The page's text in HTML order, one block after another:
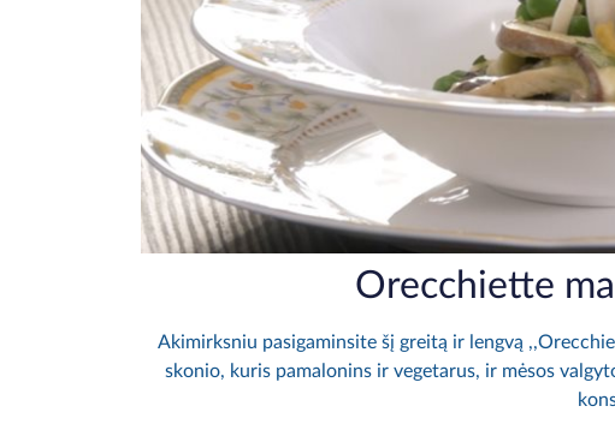
Orecchiette
Akimirksniu pasigaminsite šį greitą ir lengvą
skonio, kuris pamalonins ir vegetarus, ir mėsos